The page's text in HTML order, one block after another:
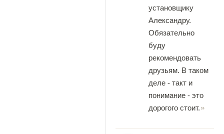
установщику
Александру.
Обязательно
буду
рекомендовать
друзьям. В таком
деле - такт и
понимание - это
дорогого стоит.